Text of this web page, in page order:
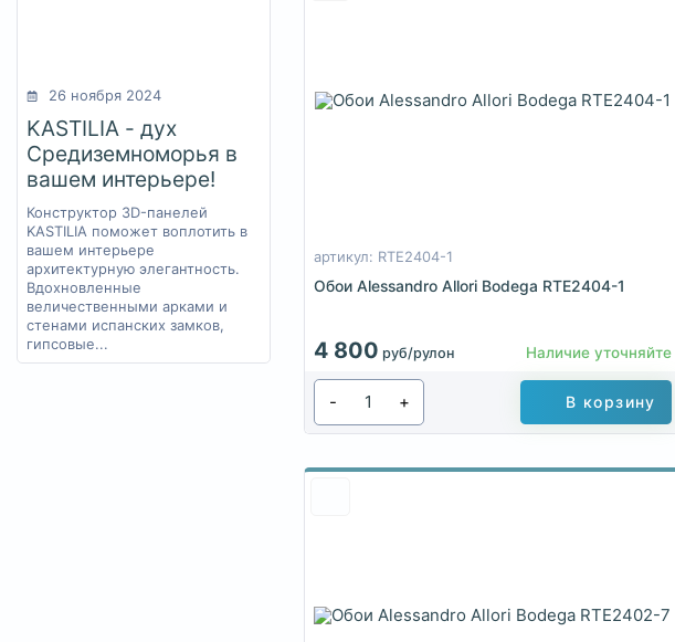
26 ноября 2024
KASTILIA - дух
Средиземноморья в
вашем интерьере!
Конструктор 3D-панелей
KASTILIA поможет воплотить в
вашем интерьере
архитектурную элегантность.
Вдохновленные
величественными арками и
стенами испанских замков,
гипсовые...
артикул: RTE2404-1
Обои Alessandro Allori Bodega RTE2404-1
4 800 руб/рулон Наличие уточняйте
- + В корзину